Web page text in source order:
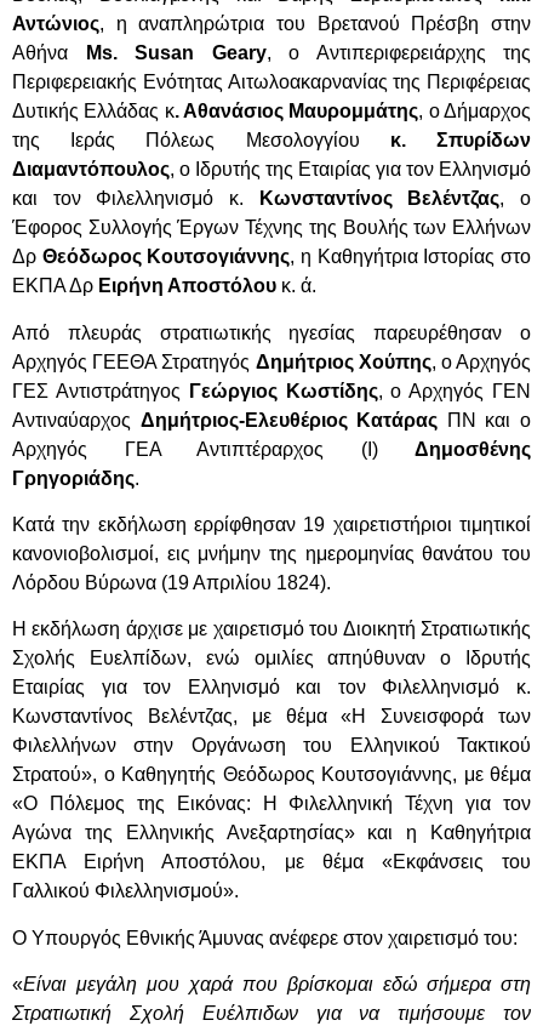
Αντώνιος, η αναπληρώτρια του Βρετανού Πρέσβη στην
Αθήνα
Ms. Susan Geary, ο Αντιπεριφερειάρχης της
Περιφερειακής Ενότητας Αιτωλοακαρνανίας της Περιφέρειας
Δυτικής Ελλάδας κ. Αθανάσιος Μαυρομμάτης, ο Δήμαρχος
της Ιεράς Πόλεως Μεσολογγίου κ. Σπυρίδων
Διαμαντόπουλος, ο Ιδρυτής της Εταιρίας για τον Ελληνισμό
και τον Φιλελληνισμό κ.
Κωνσταντίνος Βελέντζας, ο
Έφορος Συλλογής Έργων Τέχνης της Βουλής των Ελλήνων
Δρ Θεόδωρος Κουτσογιάννης, η Καθηγήτρια Ιστορίας στο
ΕΚΠΑ Δρ Ειρήνη Αποστόλου κ. ά.
Από πλευράς στρατιωτικής ηγεσίας παρευρέθησαν ο
Αρχηγός ΓΕΕΘΑ Στρατηγός Δημήτριος Χούπης, ο Αρχηγός
ΓΕΣ Αντιστράτηγος
Γεώργιος Κωστίδης, ο Αρχηγός ΓΕΝ
Αντιναύαρχος Δημήτριος-Ελευθέριος Κατάρας ΠΝ και ο
Αρχηγός ΓΕΑ Αντιπτέραρχος (Ι) Δημοσθένης
Γρηγοριάδης.
Κατά την εκδήλωση ερρίφθησαν 19 χαιρετιστήριοι τιμητικοί
κανονιοβολισμοί, εις μνήμην της ημερομηνίας θανάτου του
Λόρδου Βύρωνα (19 Απριλίου 1824).
Η εκδήλωση άρχισε με χαιρετισμό του Διοικητή Στρατιωτικής
Σχολής Ευελπίδων, ενώ ομιλίες απηύθυναν ο Ιδρυτής
Εταιρίας για τον Ελληνισμό και τον Φιλελληνισμό κ.
Κωνσταντίνος Βελέντζας, με θέμα «Η Συνεισφορά των
Φιλελλήνων στην Οργάνωση του Ελληνικού Τακτικού
Στρατού», ο Καθηγητής Θεόδωρος Κουτσογιάννης, με θέμα
«Ο Πόλεμος της Εικόνας: Η Φιλελληνική Τέχνη για τον
Αγώνα της Ελληνικής Ανεξαρτησίας» και η Καθηγήτρια
ΕΚΠΑ Ειρήνη Αποστόλου, με θέμα «Εκφάνσεις του
Γαλλικού Φιλελληνισμού».
Ο Υπουργός Εθνικής Άμυνας ανέφερε στον χαιρετισμό του:
«Είναι μεγάλη μου χαρά που βρίσκομαι εδώ σήμερα στη
Στρατιωτική Σχολή Ευέλπιδων για να τιμήσουμε τον